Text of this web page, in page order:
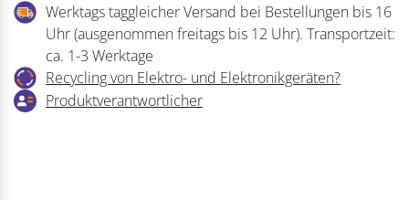
Zierring
Edelstahl
Effekt
und
weiß
Werktags taggleicher Versand bei Bestellungen bis 16
Uhr (ausgenommen freitags bis 12 Uhr). Transportzeit:
ca. 1-3 Werktage
Recycling von Elektro- und Elektronikgeräten?
Produktverantwortlicher